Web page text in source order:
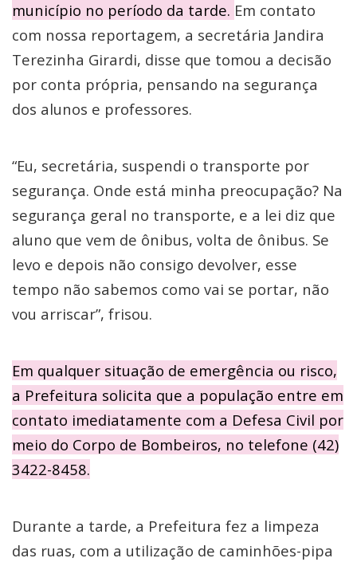
município no período da tarde. Em contato
com nossa reportagem, a secretária Jandira
Terezinha Girardi, disse que tomou a decisão
por conta própria, pensando na segurança
dos alunos e professores.
“Eu, secretária, suspendi o transporte por
segurança. Onde está minha preocupação? Na
segurança geral no transporte, e a lei diz que
aluno que vem de ônibus, volta de ônibus. Se
levo e depois não consigo devolver, esse
tempo não sabemos como vai se portar, não
vou arriscar”, frisou.
Em qualquer situação de emergência ou risco,
a Prefeitura solicita que a população entre em
contato imediatamente com a Defesa Civil por
meio do Corpo de Bombeiros, no telefone (42)
3422-8458.
Durante a tarde, a Prefeitura fez a limpeza
das ruas, com a utilização de caminhões-pipa